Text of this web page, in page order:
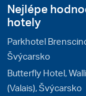
Nejlépe
hotely
Parkhotel
Švýcarsko
Butterfly Hotel,
(Valais), Švýcarsko